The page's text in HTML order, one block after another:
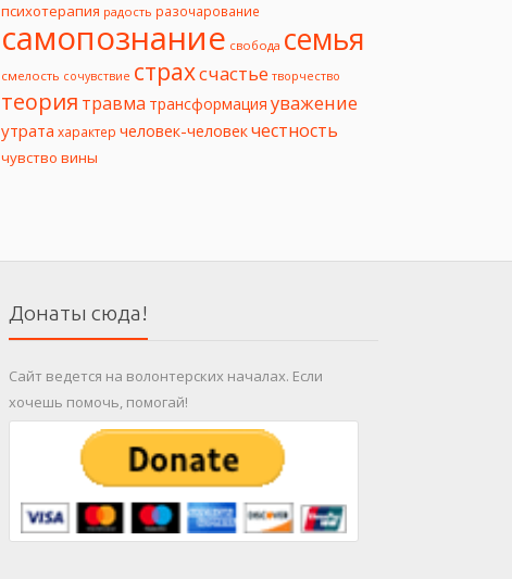
психотерапия радость разочарование
самопознание свобода семья
смелость сочувствие страхсчастье творчество
теория травма трансформация уважение
утрата характер человек-человекчестность
чувство вины
Донаты сюда!
Сайт ведется на волонтерских началах. Если
хочешь помочь, помогай!